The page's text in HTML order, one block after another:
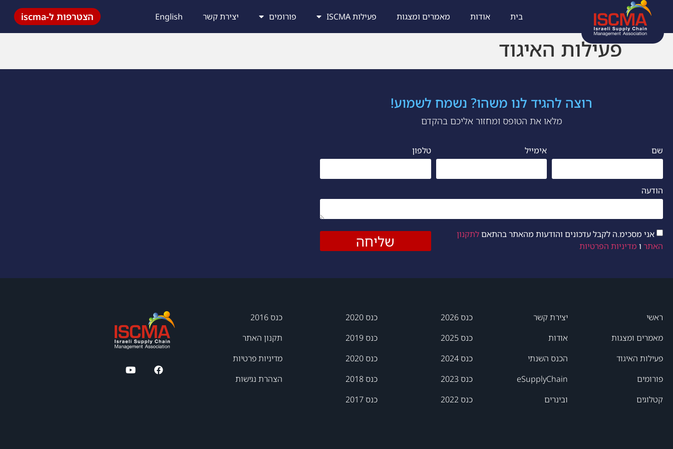
בית אודות מאמרים ומצגות פעילות ISCMA פורומים יצירת קשר English הצטרפות ל-iscma
פעילות האיגוד
רוצה להגיד לנו משהו? נשמח לשמוע!
מלאו את הטופס ומחזור אליכם בהקדם
שם אימייל טלפון
הודעה
אני מסכימ.ה לקבל עדכונים והודעות מהאתר בהתאםלתקנון
האתר ו מדיניות הפרטיות שליחה
ראשי
מאמרים ומצגות
פעילות האיגוד
פורומים
קטלוגים
יצירת קשר
אודות
הכנס השנתי
eSupplyChain
ובינרים
כנס 2026
כנס 2025
כנס 2024
כנס 2023
כנס 2022
כנס 2020
כנס 2019
כנס 2020
כנס 2018
כנס 2017
כנס 2016
תקנון האתר
מדיניות פרטיות
הצהרת נגישות